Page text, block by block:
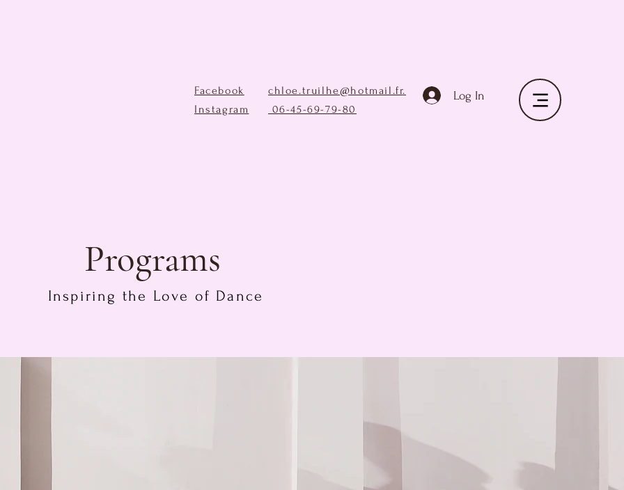
Facebook
Instagram
chloe.truilhe@hotmail.fr.
06-45-69-79-80
Log In
Programs
Inspiring the Love of Dance